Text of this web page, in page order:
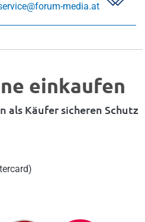
media.at
einkaufen
als Käufer sicheren Schutz